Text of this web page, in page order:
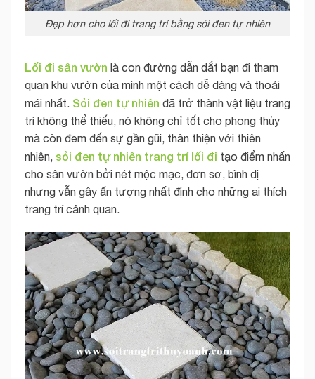
Đẹp hơn cho lối đi trang trí bằng sỏi đen tự nhiên
Lối đi sân vườn là con đường dẫn dắt bạn đi tham
quan khu vườn của mình một cách dễ dàng và thoải
mái nhất. Sỏi đen tự nhiên đã trở thành vật liệu trang
trí không thể thiếu, nó không chỉ tốt cho phong thủy
mà còn đem đến sự gần gũi, thân thiện với thiên
nhiên, sỏi đen tự nhiên trang trí lối đi tạo điểm nhấn
cho sân vườn bởi nét mộc mạc, đơn sơ, bình dị
nhưng vẫn gây ấn tượng nhất định cho những ai thích
trang trí cảnh quan.